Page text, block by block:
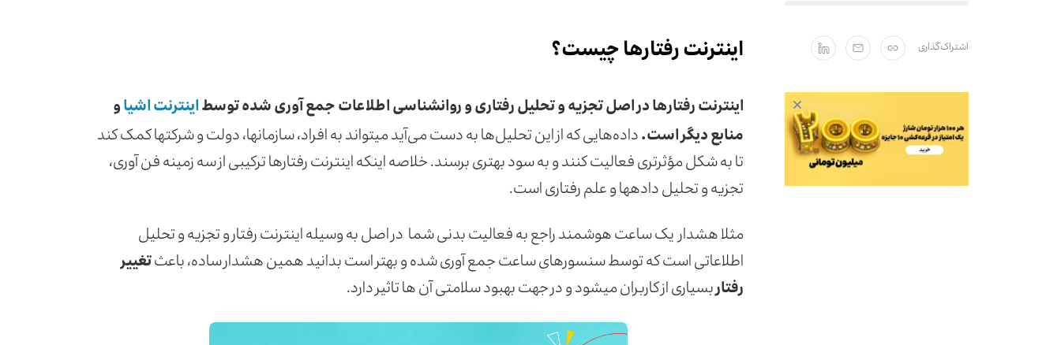
اشتراک‌گذاری اینترنت رفتارها چیست؟
اینترنت رفتارها در اصل تجزیه و تحلیل رفتاری و روانشناسی اطلاعات جمع­ آوری شده توسطاینترنت اشیاو
منابع دیگر است.داده‌هایی که از این تحلیل‌ها به دست می‌آید می­تواند به افراد، سازمان­ها، دولت و شرکت­ها کمک کند
تا به شکل مؤثرتری فعالیت کنند و به سود بهتری برسند. خلاصه‌ اینکه اینترنت رفتارها ترکیبی از سه زمینه فن آوری،
تجزیه و تحلیل داده­ها و علم رفتاری است.
مثلا هشدار یک ساعت هوشمند راجع به فعالیت‌ بدنی شما در اصل به وسیله اینترنت رفتار و تجزیه و تحلیل
اطلاعاتی است که توسط سنسورهای ساعت جمع آوری شده و بهتر است بدانید همین هشدار ساده، باعثتغییر
رفتاربسیاری از کاربران می­شود و در جهت بهبود سلامتی آن ها تاثیر دارد.